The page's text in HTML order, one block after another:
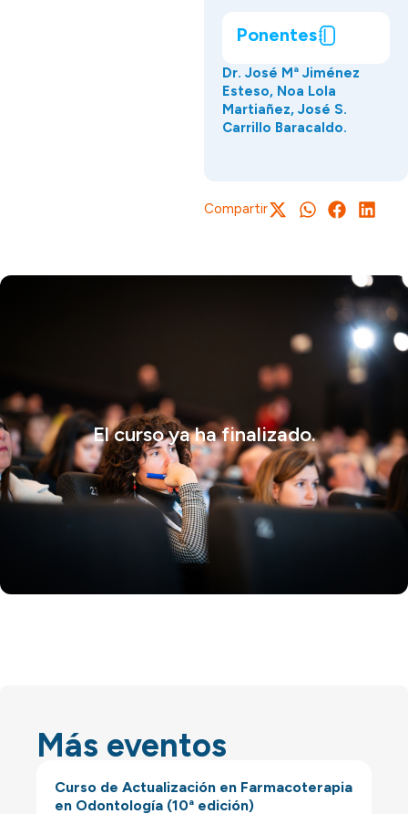
Ponentes
Dr. José Mª Jiménez
Esteso, Noa Lola
Martiañez, José S.
Carrillo Baracaldo.
Compartir
El curso ya ha finalizado.
Más eventos
Curso de Actualización en Farmacoterapia
en Odontología (10ª edición)